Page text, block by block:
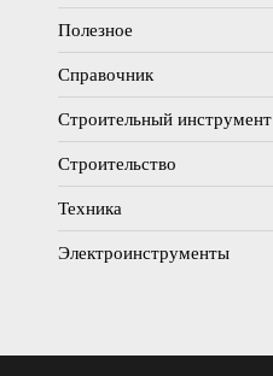
Полезное
Справочник
Строительный инструмент
Строительство
Техника
Электроинструменты